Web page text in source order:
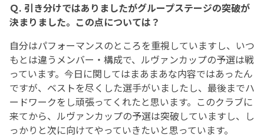
Ｑ. 引き分けではありましたがグループステージの突破が
決まりました。この点については？
自分はパフォーマンスのところを重視していますし、いつ
もとは違うメンバー・構成で、ルヴァンカップの予選は戦
っています。今日に関してはまあまあな内容ではあったん
ですが、ベストを尽くした選手がいましたし、最後までハ
ードワークをし頑張ってくれたと思います。このクラブに
来てから、ルヴァンカップの予選は突破していますし、し
っかりと次に向けてやっていきたいと思っています。